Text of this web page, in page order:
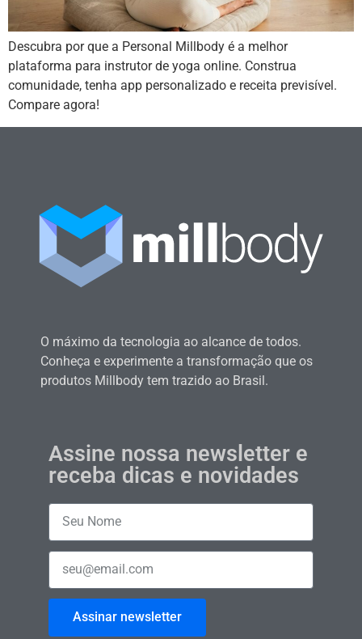
Descubra por que a Personal Millbody é a melhor
plataforma para instrutor de yoga online. Construa
comunidade, tenha app personalizado e receita previsível.
Compare agora!
O máximo da tecnologia ao alcance de todos.
Conheça e experimente a transformação que os
produtos Millbody tem trazido ao Brasil.
Assine nossa newsletter e
receba dicas e novidades
Assinar newsletter